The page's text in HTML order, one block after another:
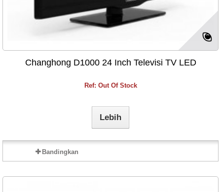
Changhong D1000 24 Inch Televisi TV LED
Ref: Out Of Stock
Lebih
Bandingkan